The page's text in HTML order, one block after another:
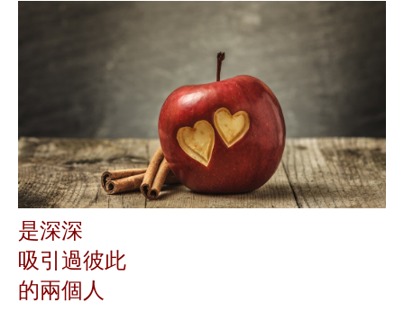
是深深
吸引過彼此
的兩個人